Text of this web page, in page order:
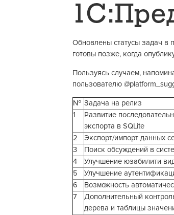
Обновлены статусы задач в
готовы позже, когда
Пользуясь случаем,
пользователю
№ Задача на релиз
1
Развитие
экспорта в SQLite
2 Экспорт/импорт данных
3
Поиск обсуждений в
4
Улучшение юзабилити
5
Улучшение
6
Возможность
7
Дополнительный
дерева и таблицы